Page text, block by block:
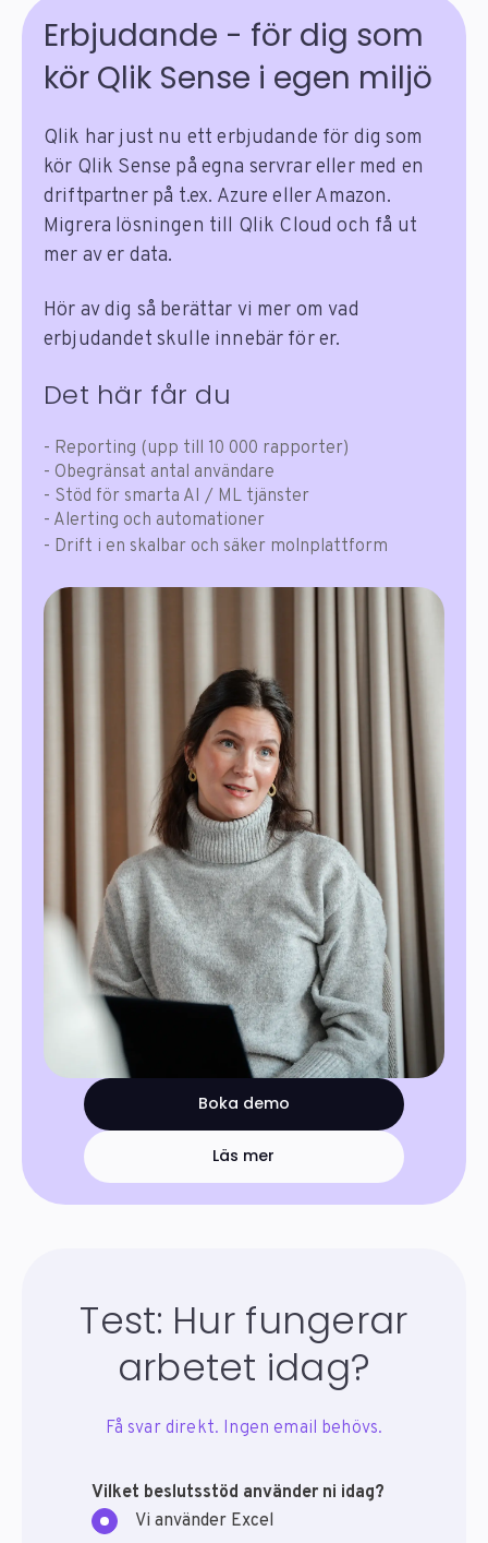
Erbjudande - för dig som
kör Qlik Sense i egen miljö
Qlik har just nu ett erbjudande för dig som
kör Qlik Sense på egna servrar eller med en
driftpartner på t.ex. Azure eller Amazon.
Migrera lösningen till Qlik Cloud och få ut
mer av er data.
Hör av dig så berättar vi mer om vad
erbjudandet skulle innebär för er.
Det här får du
- Reporting (upp till 10 000 rapporter)
- Obegränsat antal användare
- Stöd för smarta AI / ML tjänster
- Alerting och automationer
- Drift i en skalbar och säker molnplattform
Boka demo
Läs mer
Test: Hur fungerar
arbetet idag?
Få svar direkt. Ingen email behövs.